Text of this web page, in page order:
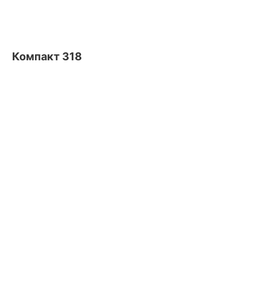
Компакт 318